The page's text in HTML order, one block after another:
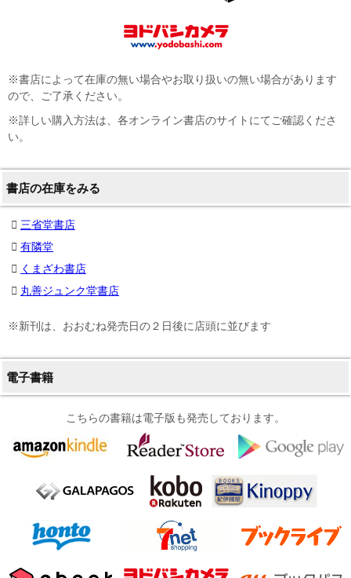
※書店によって在庫の無い場合やお取り扱いの無い場合があります
ので、ご了承ください。
※詳しい購入方法は、各オンライン書店のサイトにてご確認くださ
い。
書店の在庫をみる
三省堂書店
有隣堂
くまざわ書店
丸善ジュンク堂書店
※新刊は、おおむね発売日の２日後に店頭に並びます
電子書籍
こちらの書籍は電子版も発売しております。